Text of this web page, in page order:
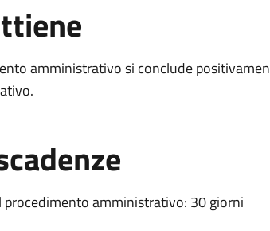
amministrativo si conclude
procedimento amministrativo: 30 giorni